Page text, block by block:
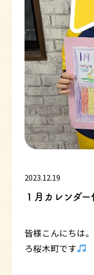
2023.12.19
１月カレンダー
皆様こんにちは
ろ桜木町です